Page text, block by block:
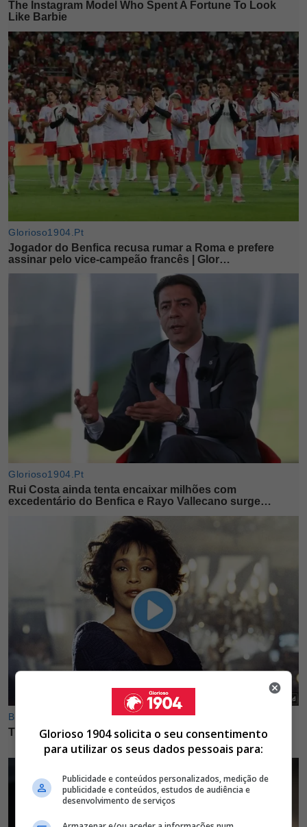
Glorioso 1904 solicita o seu consentimento
para utilizar os seus dados pessoais para:
Publicidade e conteúdos personalizados, medição de
publicidade e conteúdos, estudos de audiência e
desenvolvimento de serviços